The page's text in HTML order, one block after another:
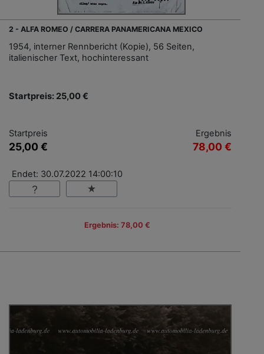
2 - ALFA ROMEO / CARRERA PANAMERICANA MEXICO
1954, interner Rennbericht (Kopie), 56 Seiten,
italienischer Text, hochinteressant
Startpreis: 25,00 €
Startpreis
25,00 €
Ergebnis
78,00 €
Endet: 30.07.2022 14:00:10
Ergebnis: 78,00 €